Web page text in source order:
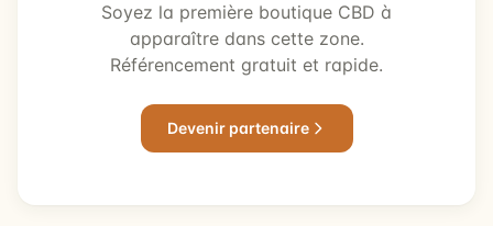
Soyez la première boutique CBD à
apparaître dans cette zone.
Référencement gratuit et rapide.
Devenir partenaire